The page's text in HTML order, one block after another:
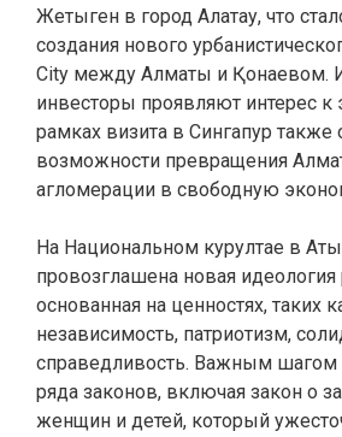
Жетыген в город Алатау, что
создания нового
City между Алматы и Қонаевом.
инвесторы проявляют интерес к
рамках визита в Сингапур также
возможности превращения
агломерации в свободную
На Национальном курултае в
провозглашена новая идеология
основанная на ценностях, таких
независимость, патриотизм,
справедливость. Важным шагом
ряда законов, включая закон о
женщин и детей, который